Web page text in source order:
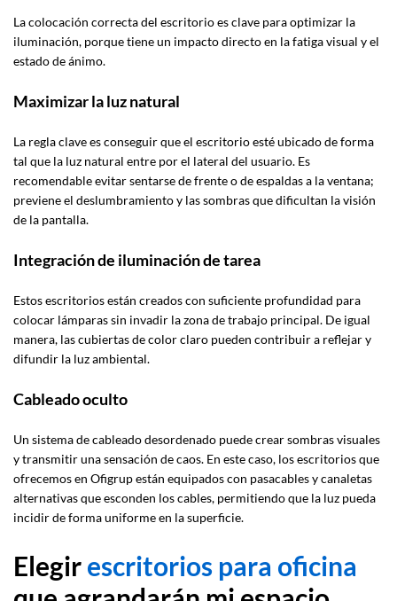
La colocación correcta del escritorio es clave para optimizar la
iluminación, porque tiene un impacto directo en la fatiga visual y el
estado de ánimo.
Maximizar la luz natural
La regla clave es conseguir que el escritorio esté ubicado de forma
tal que la luz natural entre por el lateral del usuario. Es
recomendable evitar sentarse de frente o de espaldas a la ventana;
previene el deslumbramiento y las sombras que dificultan la visión
de la pantalla.
Integración de iluminación de tarea
Estos escritorios están creados con suficiente profundidad para
colocar lámparas sin invadir la zona de trabajo principal. De igual
manera, las cubiertas de color claro pueden contribuir a reflejar y
difundir la luz ambiental.
Cableado oculto
Un sistema de cableado desordenado puede crear sombras visuales
y transmitir una sensación de caos. En este caso, los escritorios que
ofrecemos en Ofigrup están equipados con pasacables y canaletas
alternativas que esconden los cables, permitiendo que la luz pueda
incidir de forma uniforme en la superficie.
Elegirescritorios para oficina